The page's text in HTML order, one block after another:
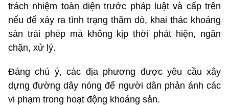
trách nhiệm toàn diện trước pháp luật và cấp trên
nếu để xảy ra tình trạng thăm dò, khai thác khoáng
sản trái phép mà không kịp thời phát hiện, ngăn
chặn, xử lý.
Đáng chú ý, các địa phương được yêu cầu xây
dựng đường dây nóng để người dân phản ánh các
vi phạm trong hoạt động khoáng sản.